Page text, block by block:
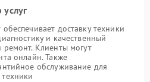
доставку техники
и качественный
Клиенты могут
онлайн. Также
обслуживание для